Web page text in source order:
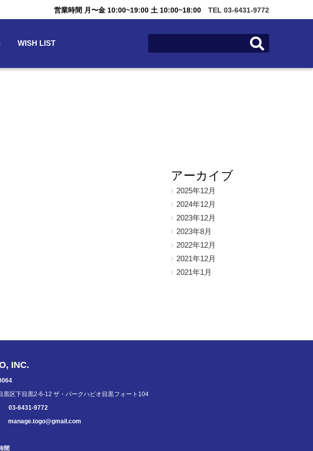
営業時間 月〜金 10:00~19:00 土 10:00~18:00 TEL 03-6431-9772
WISH LIST
アーカイブ
2025年12月
2024年12月
2023年12月
2023年8月
2022年12月
2021年12月
2021年1月
INC.
黒区下目黒2-6-12 ザ・パークハビオ目黒フォート104
03-6431-9772
manage.togo@gmail.com
間